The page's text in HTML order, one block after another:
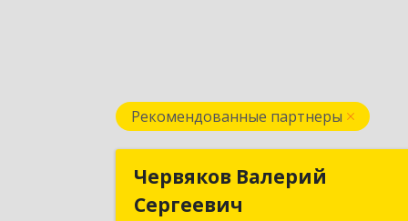
Рекомендованные партнеры
Червяков Валерий
Сергеевич
Червяков Валерий